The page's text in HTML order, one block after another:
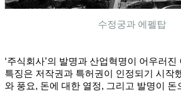
수정궁과 에펠탑
‘주식회사’의 발명과 산업혁명이 어우러
특징은 저작권과 특허권이 인정되기 시작
와 풍요, 돈에 대한 열정, 그리고 발명이 돈